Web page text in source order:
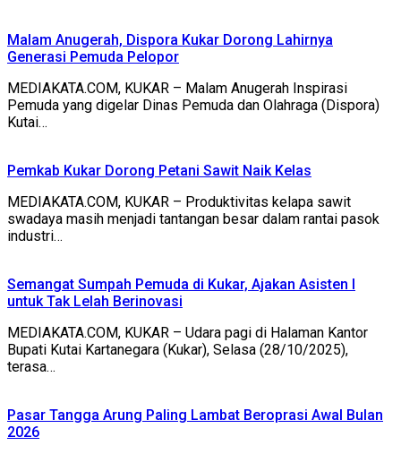
Malam Anugerah, Dispora Kukar Dorong Lahirnya
Generasi Pemuda Pelopor
MEDIAKATA.COM, KUKAR – Malam Anugerah Inspirasi
Pemuda yang digelar Dinas Pemuda dan Olahraga (Dispora)
Kutai…
Pemkab Kukar Dorong Petani Sawit Naik Kelas
MEDIAKATA.COM, KUKAR – Produktivitas kelapa sawit
swadaya masih menjadi tantangan besar dalam rantai pasok
industri…
Semangat Sumpah Pemuda di Kukar, Ajakan Asisten I
untuk Tak Lelah Berinovasi
MEDIAKATA.COM, KUKAR – Udara pagi di Halaman Kantor
Bupati Kutai Kartanegara (Kukar), Selasa (28/10/2025),
terasa…
Pasar Tangga Arung Paling Lambat Beroprasi Awal Bulan
2026